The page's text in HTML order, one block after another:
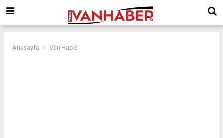
Anasayfa Van Haber